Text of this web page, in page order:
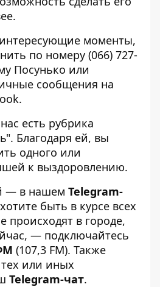
моменты,
по номеру (066) 727-
Посунько или
сообщения на
.
есть рубрика
. Благодаря ей, вы
одного или
к выздоровлению.
— в нашем Telegram-
быть в курсе всех
происходят в городе,
— подключайтесь
(107,3 FM). Также
или иных
Telegram-чат.